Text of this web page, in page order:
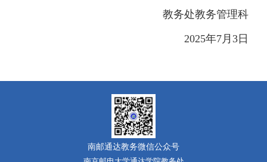
教务处教务管理科
2025年7月3日
南邮通达教务微信公众号